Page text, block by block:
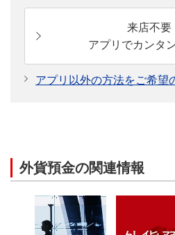
来店不要
アプリでカンタ
アプリ以外の方法をご希望
外貨預金の関連情報